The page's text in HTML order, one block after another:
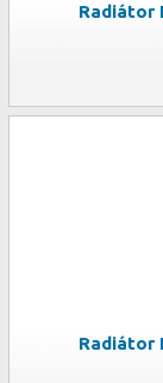
Radiátor
Radiátor